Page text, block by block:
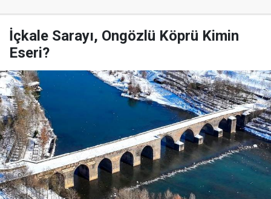
İçkale Sarayı, Ongözlü Köprü Kimin
Eseri?